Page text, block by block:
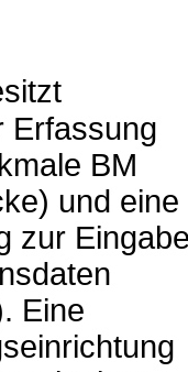
Erfassung
BM
und eine
zur
Eine